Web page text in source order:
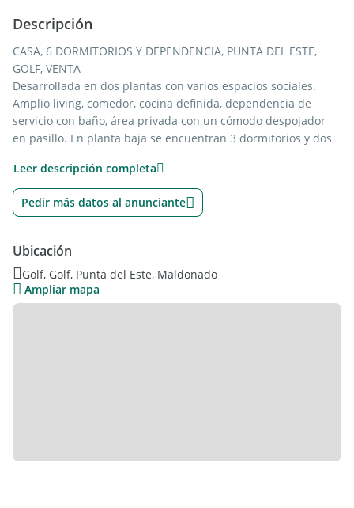
Descripción
CASA, 6 DORMITORIOS Y DEPENDENCIA, PUNTA DEL ESTE,
GOLF, VENTA
Desarrollada en dos plantas con varios espacios sociales.
Amplio living, comedor, cocina definida, dependencia de
servicio con baño, área privada con un cómodo despojador
en pasillo. En planta baja se encuentran 3 dormitorios y dos
encuentra en planta alta junto a dos dormitorios que
comparten un baño pudiendo utilizarse como playroom o
sala multiuso. Galería exterior con vista a un hermoso jardín
Medida: SUITES : 2
(LIJ-LIJ-1655)
Leer descripción completa
Pedir más datos al anunciante
Ubicación
Golf, Golf, Punta del Este, Maldonado
Ampliar mapa